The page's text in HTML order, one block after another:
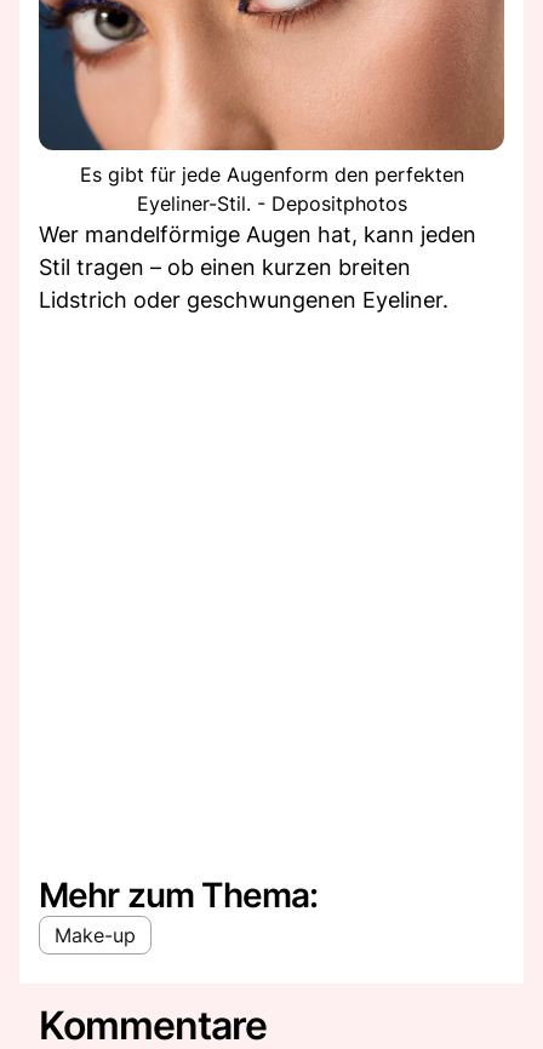
Es gibt für jede Augenform den perfekten
Eyeliner-Stil. - Depositphotos
Wer mandelförmige Augen hat, kann jeden
Stil tragen – ob einen kurzen breiten
Lidstrich oder geschwungenen Eyeliner.
Mehr zum Thema:
Make-up
Kommentare